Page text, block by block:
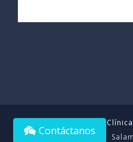
Copyright © 2021
Contáctanos